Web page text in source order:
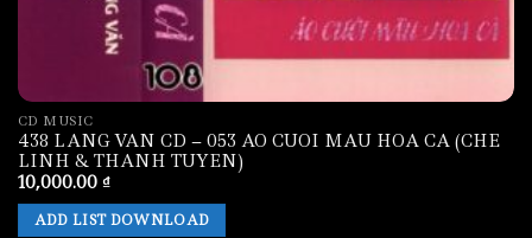
CD MUSIC
438 LANG VAN CD – 053 AO CUOI MAU HOA CA (CHE
LINH & THANH TUYEN)
10,000.00 ₫
ADD LIST DOWNLOAD